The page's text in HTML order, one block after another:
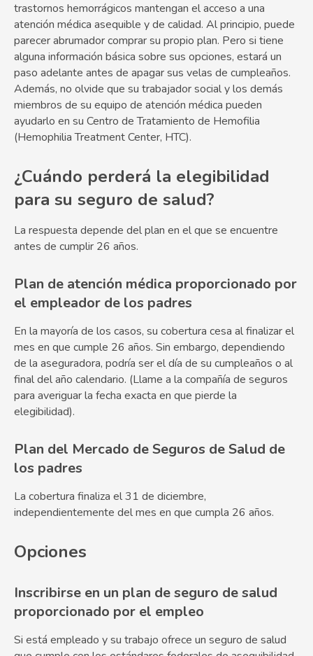
trastornos hemorrágicos mantengan el acceso a una
atención médica asequible y de calidad. Al principio, puede
parecer abrumador comprar su propio plan. Pero si tiene
alguna información básica sobre sus opciones, estará un
paso adelante antes de apagar sus velas de cumpleaños.
Además, no olvide que su trabajador social y los demás
miembros de su equipo de atención médica pueden
ayudarlo en su Centro de Tratamiento de Hemofilia
(Hemophilia Treatment Center, HTC).
¿Cuándo perderá la elegibilidad
para su seguro de salud?
La respuesta depende del plan en el que se encuentre
antes de cumplir 26 años.
Plan de atención médica proporcionado por
el empleador de los padres
En la mayoría de los casos, su cobertura cesa al finalizar el
mes en que cumple 26 años. Sin embargo, dependiendo
de la aseguradora, podría ser el día de su cumpleaños o al
final del año calendario. (Llame a la compañía de seguros
para averiguar la fecha exacta en que pierde la
elegibilidad).
Plan del Mercado de Seguros de Salud de
los padres
La cobertura finaliza el 31 de diciembre,
independientemente del mes en que cumpla 26 años.
Opciones
Inscribirse en un plan de seguro de salud
proporcionado por el empleo
Si está empleado y su trabajo ofrece un seguro de salud